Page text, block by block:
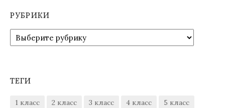
РУБРИКИ
Рубрики
ТЕГИ
1 класс 2 класс 3 класс 4 класс
5 класс